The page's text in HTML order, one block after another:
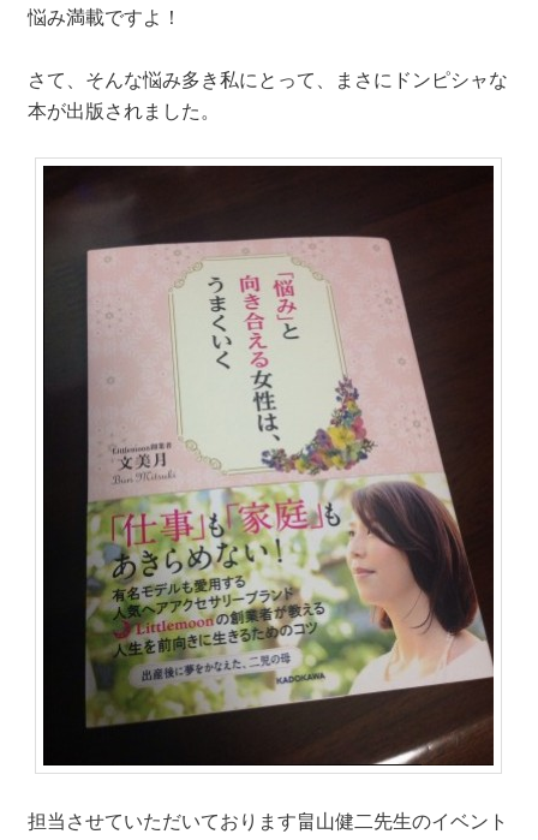
悩み満載ですよ！
さて、そんな悩み多き私にとって、まさにドンピシャな
本が出版されました。
担当させていただいております畠山健二先生のイベント